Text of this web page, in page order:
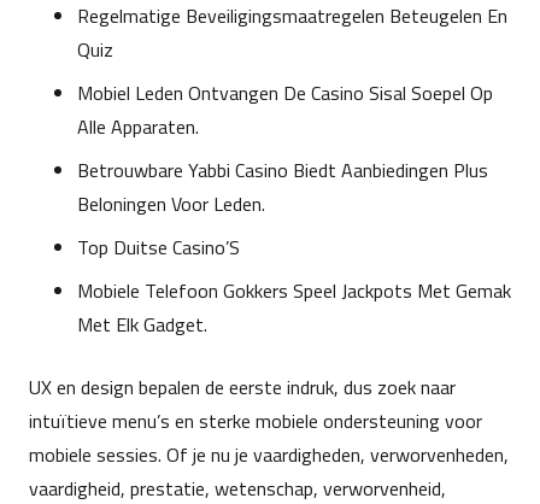
Regelmatige Beveiligingsmaatregelen Beteugelen En
Quiz
Mobiel Leden Ontvangen De Casino Sisal Soepel Op
Alle Apparaten.
Betrouwbare Yabbi Casino Biedt Aanbiedingen Plus
Beloningen Voor Leden.
Top Duitse Casino’S
Mobiele Telefoon Gokkers Speel Jackpots Met Gemak
Met Elk Gadget.
UX en design bepalen de eerste indruk, dus zoek naar
intuïtieve menu’s en sterke mobiele ondersteuning voor
mobiele sessies. Of je nu je vaardigheden, verworvenheden,
vaardigheid, prestatie, wetenschap, verworvenheid,